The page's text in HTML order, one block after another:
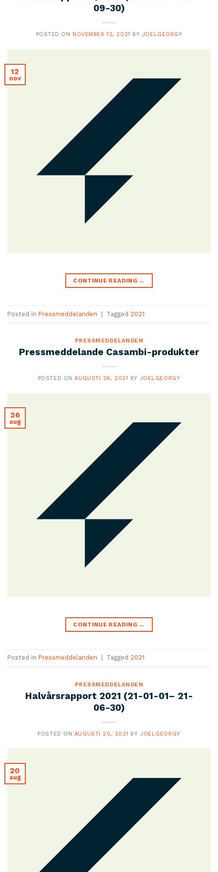
09-30)
POSTED ON NOVEMBER 12, 2021 BY JOELGEORGY
12
nov
CONTINUE READING →
Posted in Pressmeddelanden | Tagged 2021
PRESSMEDDELANDEN
Pressmeddelande Casambi-produkter
POSTED ONAUGUSTI 26, 2021 BY JOELGEORGY
26
aug
CONTINUE READING →
Posted in Pressmeddelanden Tagged 2021
PRESSMEDDELANDEN
Halvårsrapport 2021 (21-01-01– 21-
06-30)
POSTED ON AUGUSTI 20, 2021 BYJOELGEORGY
20
aug